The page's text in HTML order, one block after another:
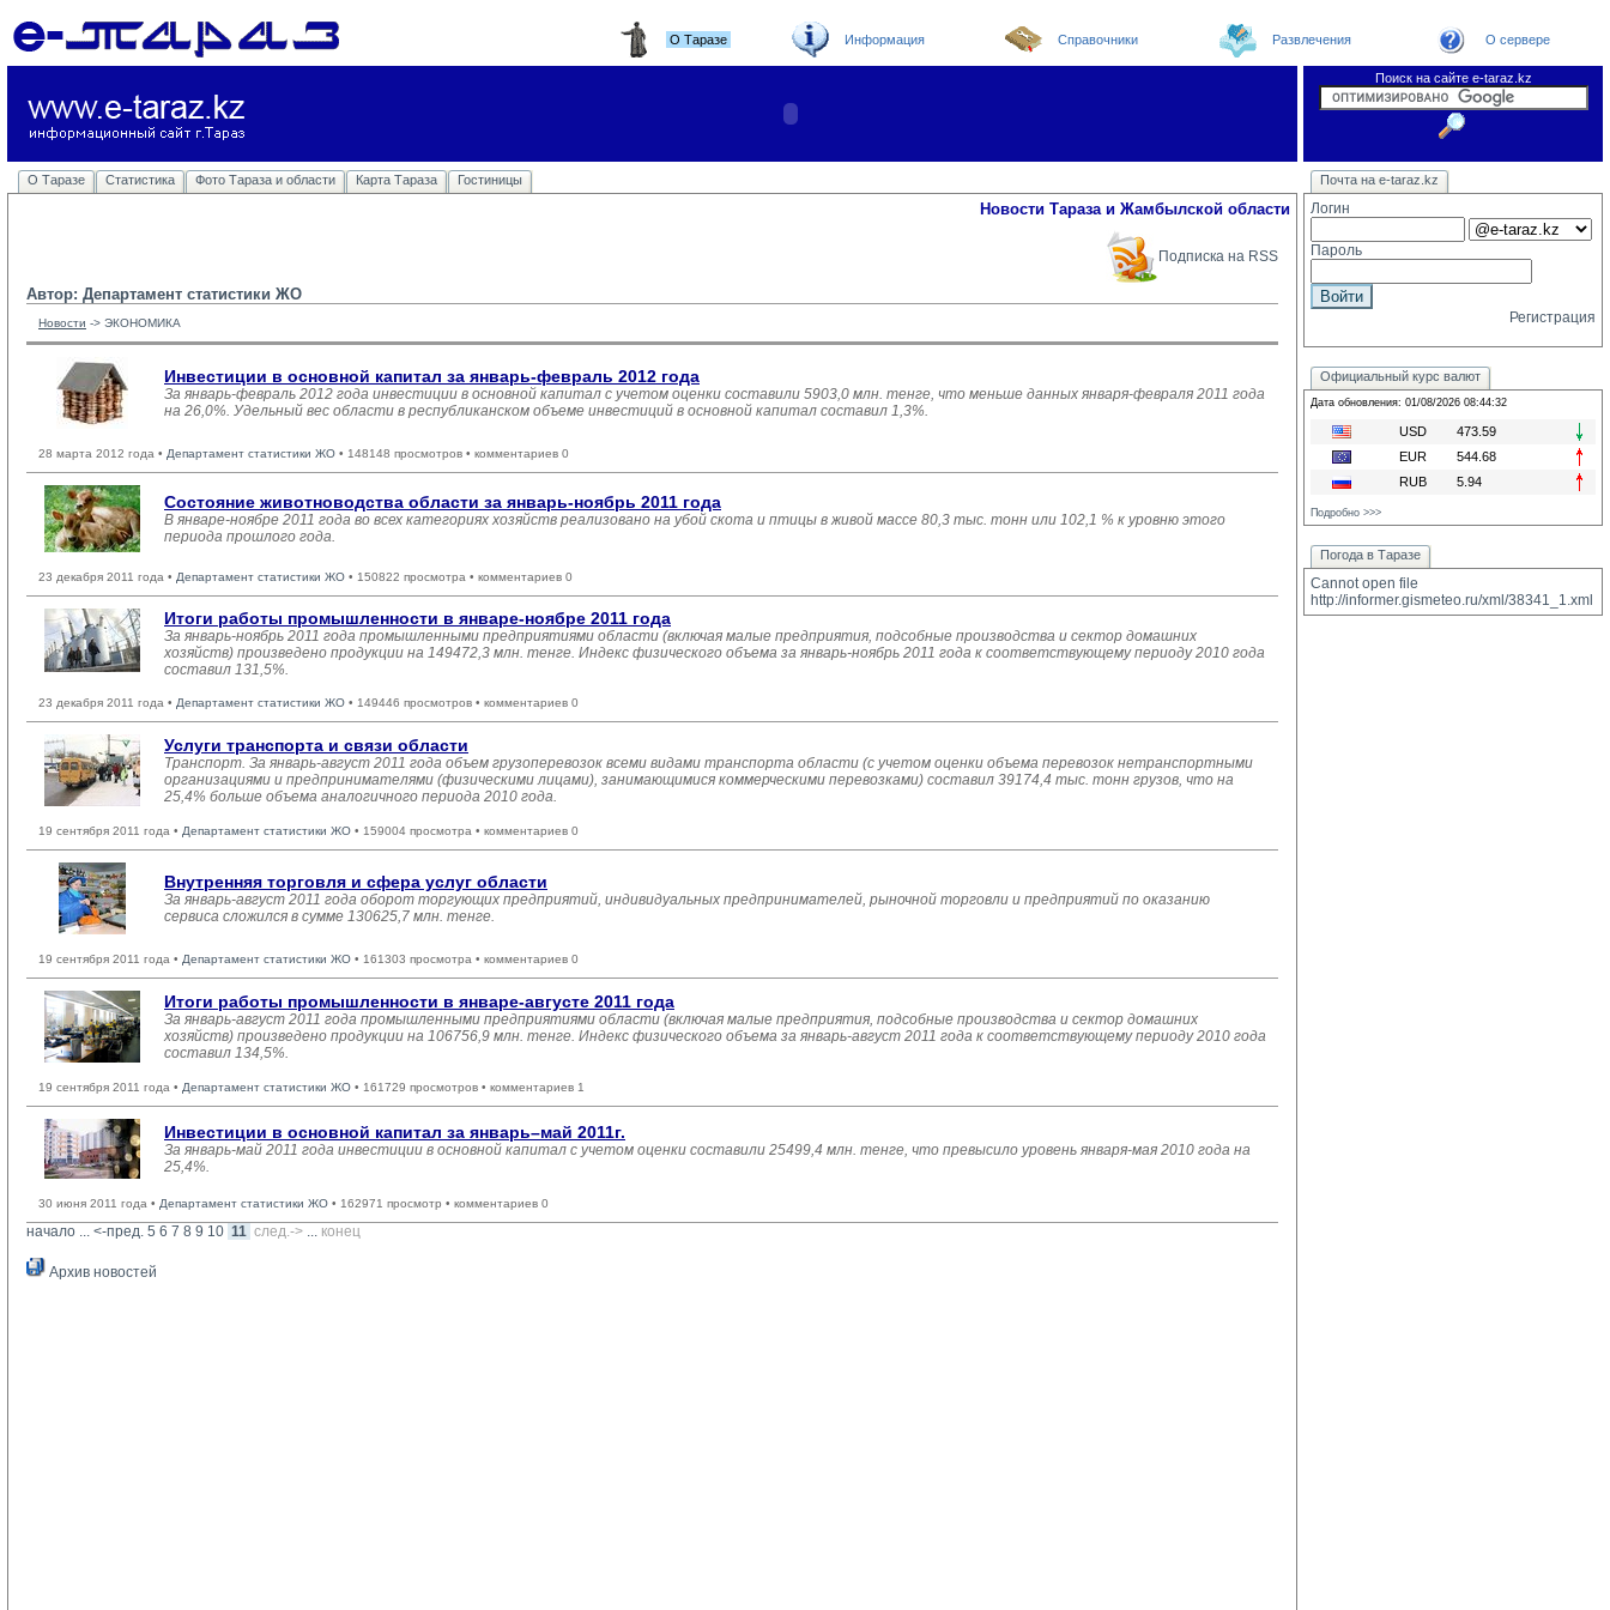
О Таразе Информация Справочники Развлечения О сервере
Поиск на сайте e-taraz.kz
О Таразе Статистика Фото Тараза и области Карта Тараза Гостиницы Новости Погода в Таразе
Телефоный справочник
Видеоконференция
Новости e-taraz
Новости Тараза и Жамбылской области
Подписка на RSS
Автор: Департамент статистики ЖО
Новости -> ЭКОНОМИКА
Инвестиции в основной капитал за январь-февраль 2012 года
За январь-февраль 2012 года инвестиции в основной капитал с учетом оценки составили 5903,0 млн. тенге, что меньше данных января-февраля 2011 года
на 26,0%. Удельный вес области в республиканском объеме инвестиций в основной капитал составил 1,3%.
28 марта 2012 года • Департамент статистики ЖО • 148148 просмотров • комментариев 0
Состояние животноводства области за январь-ноябрь 2011 года
В январе-ноябре 2011 года во всех категориях хозяйств реализовано на убой скота и птицы в живой массе 80,3 тыс. тонн или 102,1 % к уровню этого
периода прошлого года.
23 декабря 2011 года • Департамент статистики ЖО • 150822 просмотра • комментариев 0
Итоги работы промышленности в январе-ноябре 2011 года
За январь-ноябрь 2011 года промышленными предприятиями области (включая малые предприятия, подсобные производства и сектор домашних
хозяйств) произведено продукции на 149472,3 млн. тенге. Индекс физического объема за январь-ноябрь 2011 года к соответствующему периоду 2010 года
составил 131,5%.
23 декабря 2011 года • Департамент статистики ЖО • 149446 просмотров • комментариев 0
Услуги транспорта и связи области
Транспорт. За январь-август 2011 года объем грузоперевозок всеми видами транспорта области (с учетом оценки объема перевозок нетранспортными
организациями и предпринимателями (физическими лицами), занимающимися коммерческими перевозками) составил 39174,4 тыс. тонн грузов, что на
25,4% больше объема аналогичного периода 2010 года.
19 сентября 2011 года • Департамент статистики ЖО • 159004 просмотра • комментариев 0
Внутренняя торговля и сфера услуг области
За январь-август 2011 года оборот торгующих предприятий, индивидуальных предпринимателей, рыночной торговли и предприятий по оказанию
сервиса сложился в сумме 130625,7 млн. тенге.
19 сентября 2011 года • Департамент статистики ЖО • 161303 просмотра • комментариев 0
Итоги работы промышленности в январе-августе 2011 года
За январь-август 2011 года промышленными предприятиями области (включая малые предприятия, подсобные производства и сектор домашних
хозяйств) произведено продукции на 106756,9 млн. тенге. Индекс физического объема за январь-август 2011 года к соответствующему периоду 2010 года
составил 134,5%.
19 сентября 2011 года • Департамент статистики ЖО • 161729 просмотров • комментариев 1
Инвестиции в основной капитал за январь–май 2011г.
За январь-май 2011 года инвестиции в основной капитал с учетом оценки составили 25499,4 млн. тенге, что превысило уровень января-мая 2010 года на
25,4%.
30 июня 2011 года • Департамент статистики ЖО • 162971 просмотр • комментариев 0
начало ... <-пред. 5 6 7 8 9 10 11 след.-> ... конец
Архив новостей
Почта на e-taraz.kz
Логин
Пароль
Регистрация
Официальный курс валют
Дата обновления: 01/08/2026 08:44:32
USD
473.59
EUR
544.68
RUB
5.94
Подробно >>>
Погода в Таразе
Cannot open file
http://informer.gismeteo.ru/xml/38341_1.xml